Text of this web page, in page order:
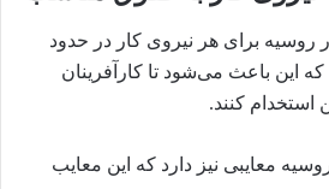
برای هر نیروی کار در حدود
که این باعث می‌شود تا کارآفرینان
استخدام کنند.
معایبی نیز دارد که این معایب